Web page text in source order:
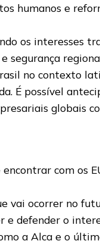
humanos e
os interesses
segurança
no contexto
É possível
globais
com os
vai ocorrer no
defender o
a Alca e o